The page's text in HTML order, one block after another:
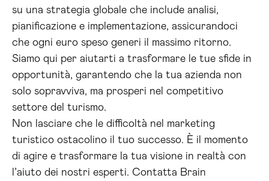
su una strategia globale che include analisi,
pianificazione e implementazione, assicurandoci
che ogni euro speso generi il massimo ritorno.
Siamo qui per aiutarti a trasformare le tue sfide in
opportunità, garantendo che la tua azienda non
solo sopravviva, ma prosperi nel competitivo
settore del turismo.
Non lasciare che le difficoltà nel marketing
turistico ostacolino il tuo successo. È il momento
di agire e trasformare la tua visione in realtà con
l’aiuto dei nostri esperti. Contatta Brain